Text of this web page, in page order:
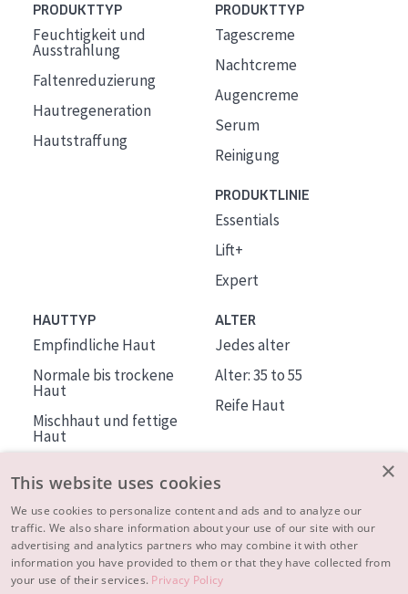
PRODUKTTYP
Feuchtigkeit und
Ausstrahlung
Faltenreduzierung
Hautregeneration
Hautstraffung
PRODUKTTYP
Tagescreme
Nachtcreme
Augencreme
Serum
Reinigung
PRODUKTLINIE
Essentials
Lift+
Expert
HAUTTYP
Empfindliche Haut
Normale bis trockene
Haut
Mischhaut und fettige
Haut
Haut
ALTER
Jedes alter
Alter: 35 to 55
Reife Haut
ÜBER DIADERMINE
Mehr über uns
×
This website uses cookies
We use cookies to personalize content and ads and to analyze our
traffic. We also share information about your use of our site with our
advertising and analytics partners who may combine it with other
information you have provided to them or that they have collected from
your use of their services. Privacy Policy